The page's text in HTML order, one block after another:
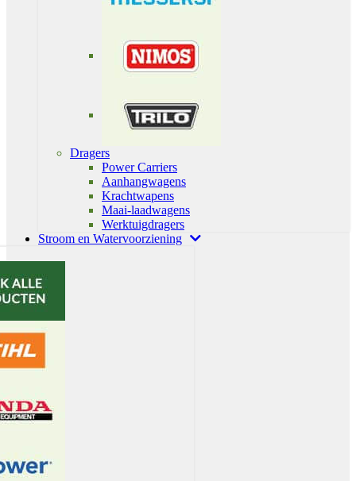
Dragers
Power Carriers
Aanhangwagens
Krachtwapens
Maai-laadwagens
Werktuigdragers
Stroom en Watervoorziening